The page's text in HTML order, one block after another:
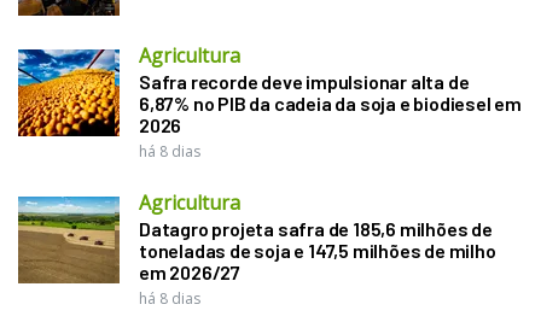
Agricultura
Safra recorde deve impulsionar alta de
6,87% no PIB da cadeia da soja e biodiesel em
2026
há 8 dias
Agricultura
Datagro projeta safra de 185,6 milhões de
toneladas de soja e 147,5 milhões de milho
em 2026/27
há 8 dias